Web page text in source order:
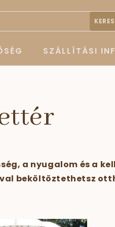
SZÁLLÍTÁSI
a nyugalom és a
beköltöztethetsz